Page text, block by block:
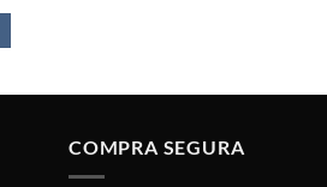
COMPRA SEGURA